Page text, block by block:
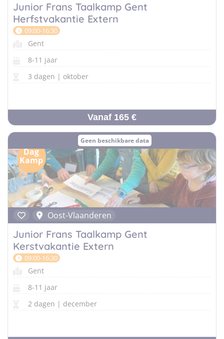
Junior Frans Taalkamp Gent
Herfstvakantie Extern
09:00-16:30
Gent
8-11 jaar
3 dagen | oktober
Vanaf 165 €
Geen beschikbare data
Dag
Kamp
Oost-Vlaanderen
Junior Frans Taalkamp Gent
Kerstvakantie Extern
09:00-16:30
Gent
8-11 jaar
2 dagen | december